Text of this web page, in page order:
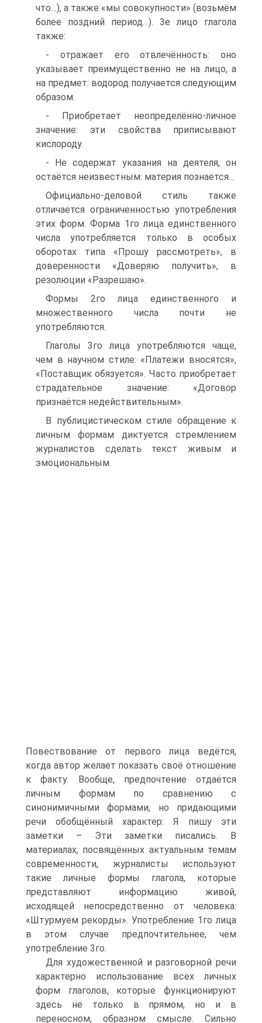
что…), а также «мы совокупности» (возьмём
более поздний период…). 3е лицо глагола
также:
- отражает его отвлечённость: оно
указывает преимущественно не на лицо, а
на предмет: водород получается следующим
образом.
- Приобретает неопределённо-личное
значение: эти свойства приписывают
кислороду.
- Не содержат указания на деятеля, он
остаётся неизвестным: материя познаётся…
Официально-деловой стиль также
отличается ограниченностью употребления
этих форм. Форма 1го лица единственного
числа употребляется только в особых
оборотах типа «Прошу рассмотреть», в
доверенности «Доверяю получить», в
резолюции «Разрешаю».
Формы 2го лица единственного и
множественного числа почти не
употребляются.
Глаголы 3го лица употребляются чаще,
чем в научном стиле: «Платежи вносятся»,
«Поставщик обязуется». Часто приобретает
страдательное значение: «Договор
признаётся недействительным».
В публицистическом стиле обращение к
личным формам диктуется стремлением
журналистов сделать текст живым и
эмоциональным.
Повествование от первого лица ведётся,
когда автор желает показать своё отношение
к факту. Вообще, предпочтение отдаётся
личным формам по сравнению с
синонимичными формами, но придающими
речи обобщённый характер: Я пишу эти
заметки – Эти заметки писались. В
материалах, посвящённых актуальным темам
современности, журналисты используют
такие личные формы глагола, которые
представляют информацию живой,
исходящей непосредственно от человека:
«Штурмуем рекорды». Употребление 1го лица
в этом случае предпочтительнее, чем
употребление 3го.
Для художественной и разговорной речи
характерно использование всех личных
форм глаголов, которые функционируют
здесь не только в прямом, но и в
переносном, образном смысле. Сильно